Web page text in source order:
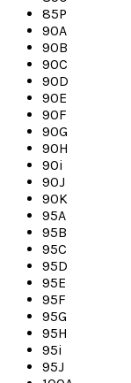
85P
90A
90B
90C
90D
90E
90F
90G
90H
90i
90J
90K
95A
95B
95C
95D
95E
95F
95G
95H
95i
95J